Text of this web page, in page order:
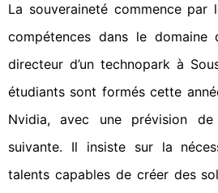
La souveraineté commence par
compétences dans le domaine
directeur d’un technopark à
étudiants sont formés cette
Nvidia, avec une prévision
suivante. Il insiste sur la
talents capables de créer des